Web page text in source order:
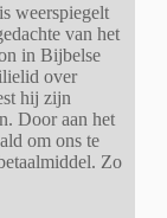
weerspiegelt
van het
in Bijbelse
over
hij zijn
Door aan het
om ons te
Zo